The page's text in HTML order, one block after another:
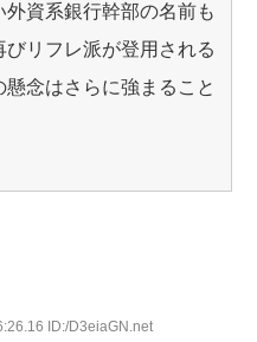
資系銀行幹部の名前も
リフレ派が登用される
念はさらに強まること
ID:/D3eiaGN.net